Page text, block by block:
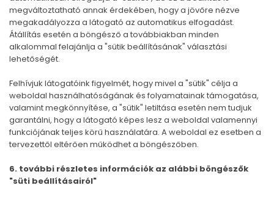
megváltoztatható annak érdekében, hogy a jövőre nézve
megakadályozza a látogató az automatikus elfogadást.
Átállítás esetén a böngésző a továbbiakban minden
alkalommal felajánlja a "sütik beállításának" választási
lehetőségét.
Felhívjuk látogatóink figyelmét, hogy mivel a "sütik" célja a
weboldal használhatóságának és folyamatainak támogatása,
valamint megkönnyítése, a "sütik" letiltása esetén nem tudjuk
garantálni, hogy a látogató képes lesz a weboldal valamennyi
funkciójának teljes körű használatára. A weboldal ez esetben a
tervezettől eltérően működhet a böngészőben.
6. további részletes információk az alábbi böngészők
"süti beállításairól"